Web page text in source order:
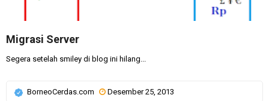
Migrasi Server
Segera setelah smiley di blog ini hilang...
BorneoCerdas.com Desember 25, 2013